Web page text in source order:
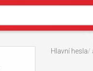
Hlavní hesla